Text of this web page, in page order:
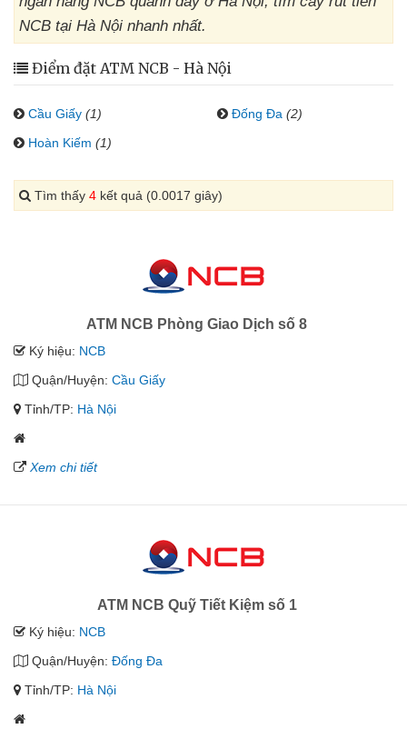
NCB tại Hà Nội nhanh nhất.
Điểm đặt ATM NCB - Hà Nội
Cầu Giấy (1) Đống Đa (2)
Hoàn Kiếm (1)
Tìm thấy 4 kết quả (0.0017 giây)
ATM NCB Phòng Giao Dịch số 8
Ký hiệu: NCB
Quận/Huyện: Cầu Giấy
Tỉnh/TP: Hà Nội
Xem chi tiết
ATM NCB Quỹ Tiết Kiệm số 1
Ký hiệu: NCB
Quận/Huyện: Đống Đa
Tỉnh/TP: Hà Nội